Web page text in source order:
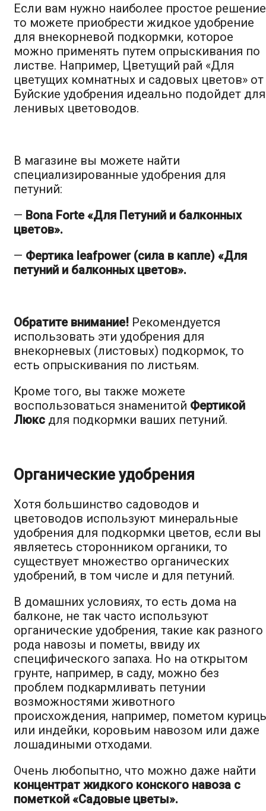
Если вам нужно наиболее простое
то можете приобрести жидкое удобрение
для внекорневой подкормки, которое
можно применять путем опрыскивания по
листве. Например, Цветущий рай «Для
цветущих комнатных и садовых цветов» от
Буйские удобрения идеально подойдет для
ленивых цветоводов.
В магазине вы можете найти
специализированные удобрения для
петуний:
— Bona Forte «Для Петуний и балконных
цветов».
— Фертика leafpower (сила в капле) «Для
петуний и балконных цветов».
Обратите внимание! Рекомендуется
использовать эти удобрения для
внекорневых (листовых) подкормок, то
есть опрыскивания по листьям.
Кроме того, вы также можете
воспользоваться знаменитой Фертикой
Люкс для подкормки ваших петуний.
Органические удобрения
Хотя большинство садоводов и
цветоводов используют минеральные
удобрения для подкормки цветов, если вы
являетесь сторонником органики, то
существует множество органических
удобрений, в том числе и для петуний.
В домашних условиях, то есть дома на
балконе, не так часто используют
органические удобрения, такие как разного
рода навозы и пометы, ввиду их
специфического запаха. Но на открытом
грунте, например, в саду, можно без
проблем подкармливать петунии
возможностями животного
происхождения, например, пометом
или индейки, коровьим навозом или даже
лошадиными отходами.
Очень любопытно, что можно даже найти
концентрат жидкого конского навоза с
пометкой «Садовые цветы».